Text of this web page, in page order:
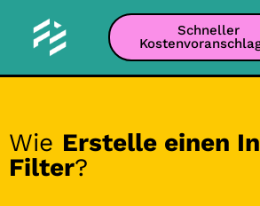
Schneller
Wie Erstelle einen
Filter?